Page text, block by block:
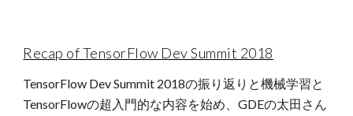
Recap of TensorFlow Dev Summit 2018
TensorFlow Dev Summit 2018の振り返りと機械学習と
TensorFlowの超入門的な内容を始め、GDEの太田さん